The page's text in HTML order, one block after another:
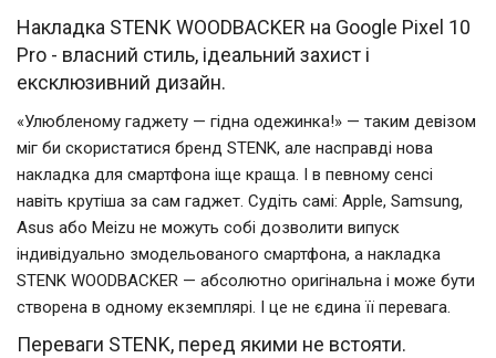
Накладка STENK WOODBACKER на Google Pixel 10
Pro - власний стиль, ідеальний захист і
ексклюзивний дизайн.
«Улюбленому гаджету — гідна одежинка!» — таким девізом
міг би скористатися бренд STENK, але насправді нова
накладка для смартфона іще краща. І в певному сенсі
навіть крутіша за сам гаджет. Судіть самі: Apple, Samsung,
Asus або Meizu не можуть собі дозволити випуск
індивідуально змодельованого смартфона, а накладка
STENK WOODBACKER — абсолютно оригінальна і може бути
створена в одному екземплярі. І це не єдина її перевага.
Переваги STENK, перед якими не встояти.